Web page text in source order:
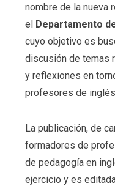
nombre de la nueva
el Departamento
cuyo objetivo es
discusión de temas
y reflexiones en
profesores de
La publicación, de
formadores de
de pedagogía en
ejercicio y es